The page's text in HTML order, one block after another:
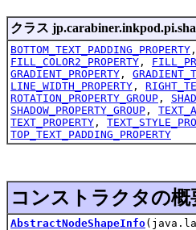
クラス
BOTTOM_TEXT_PADDING_PROPERTY
FILL_COLOR2_PROPERTY ,
GRADIENT_PROPERTY ,
LINE_WIDTH_PROPERTY ,
ROTATION_PROPERTY_GROUP ,
SHADOW_PROPERTY_GROUP ,
TEXT_PROPERTY ,
TOP_TEXT_PADDING_PROPERTY
コンストラクタの概
AbstractNodeShapeInfo